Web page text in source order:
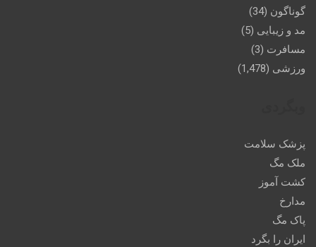
گوناگون (34)
مد و زیبایی (5)
مسافرت (3)
ورزشی (1,478)
پزشک سلامت
ملک مگ
کشت آموز
مدارخ
پاک مگ
ایران را بگرد